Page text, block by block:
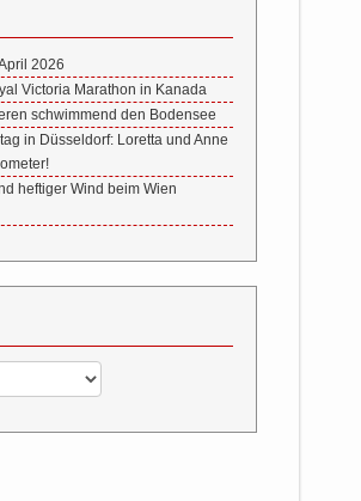
2026
Victoria Marathon in Kanada
schwimmend den Bodensee
in Düsseldorf: Loretta und Anne
heftiger Wind beim Wien